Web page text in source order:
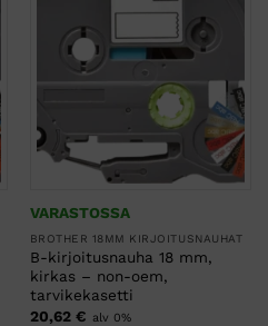
VARASTOSSA
BROTHER 18MM KIRJOITUSNAUHAT
B-kirjoitusnauha 18 mm,
kirkas – non-oem,
tarvikekasetti
20,62 € alv 0%